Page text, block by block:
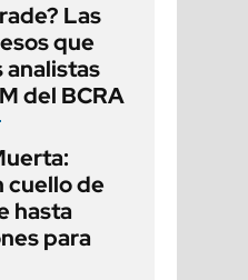
Las
que
analistas
del BCRA
cuello de
hasta
para